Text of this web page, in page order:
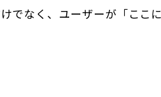
でなく、ユーザーが「ここ